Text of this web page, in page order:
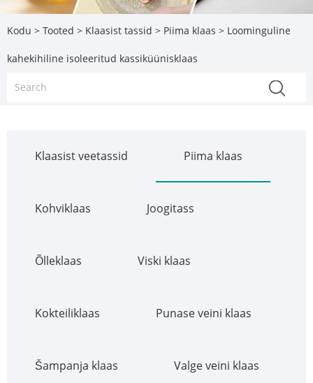
Kodu > Tooted > Klaasist tassid > Piima klaas > Loominguline
kahekihiline isoleeritud kassiküünisklaas
Klaasist veetassid Piima klaas
Kohviklaas Joogitass
Õlleklaas Viski klaas
Kokteiliklaas Punase veini klaas
Šampanja klaas Valge veini klaas